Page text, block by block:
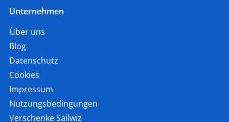
Unternehmen
Über uns
Blog
Datenschutz
Cookies
Impressum
Nutzungsbedingungen
Verschenke Sailwiz